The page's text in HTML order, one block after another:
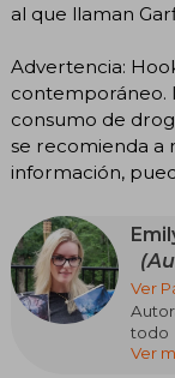
al que llaman
Advertencia:
contemporáneo.
consumo de
se recomienda a
información,
Ver
todo
Ver